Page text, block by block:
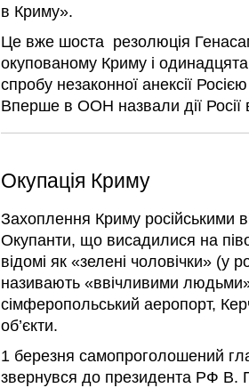
в Криму».
Це вже шоста резолюція
окупованому Криму і
спробу незаконної анексії
Вперше в ООН назвали дії Росії
Окупація Криму
Захоплення Криму російськими
Окупанти, що висадилися на
відомі як «зелені чоловічки» (у
називають «ввічливими
сімферопольський аеропорт,
об’єкти.
1 березня самопроголошений
звернувся до президента РФ В.